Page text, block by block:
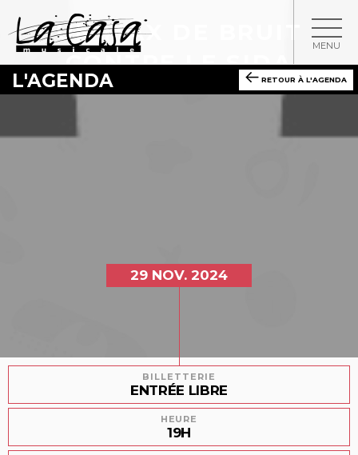
MENU
L'AGENDA RETOUR À L'AGENDA
UN MAX DE BRUIT
CONTRE LE SIDA
29 NOV. 2024
BILLETTERIE
ENTRÉE LIBRE
HEURE
19H